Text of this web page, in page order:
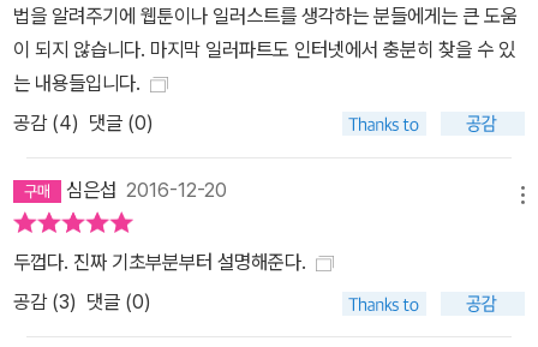
법을 알려주기에 웹툰이나 일러스트를 생각하는 분들에게는 큰 도움
이 되지 않습니다. 마지막 일러파트도 인터넷에서 충분히 찾을 수 있
는 내용들입니다.
공감 (4) 댓글 (0)
심은섭 2016-12-20
두껍다. 진짜 기초부분부터 설명해준다.
공감 (3) 댓글 (0)